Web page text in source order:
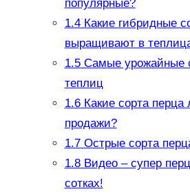
популярные?
1.4Какие гибридные
выращивают в
1.5Самые урожайные
теплиц
1.6Какие сорта перца
продажи?
1.7Острые сорта
1.8Видео – супер
сотках!